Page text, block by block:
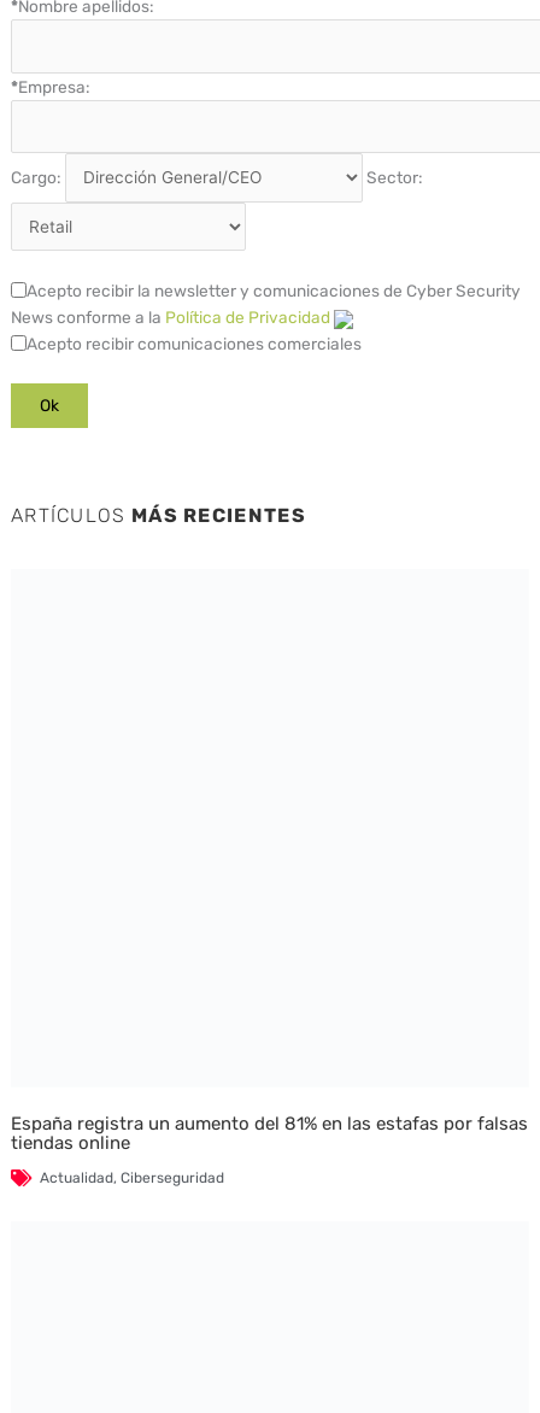
*Nombre apellidos:
*Empresa:
Cargo: Sector:
Acepto recibir la newsletter y comunicaciones de Cyber Security
News conforme a la Política de Privacidad
Acepto recibir comunicaciones comerciales
ARTÍCULOS MÁS RECIENTES
España registra un aumento del 81% en las estafas por falsas
tiendas online
Actualidad, Ciberseguridad